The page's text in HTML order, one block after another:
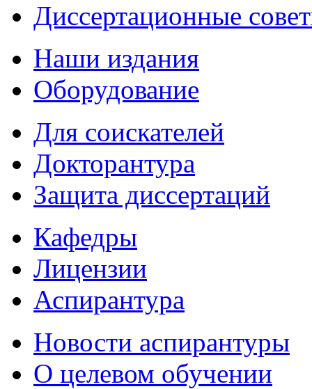
Диссертационные
Наши издания
Оборудование
Для соискателей
Докторантура
Защита диссертаций
Кафедры
Лицензии
Аспирантура
Новости аспирантуры
О целевом обучении